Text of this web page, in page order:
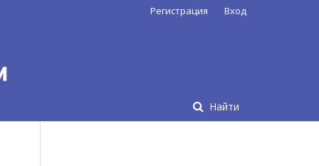
Найти
Регистрация Вход